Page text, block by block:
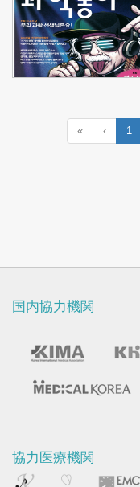
« ‹ 1
国内協力機関
協力医療機関